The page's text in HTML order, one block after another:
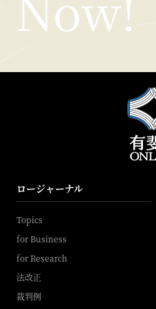
ロージャーナル
Topics
for Business
for Research
法改正
裁判例